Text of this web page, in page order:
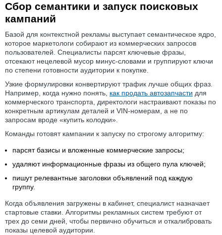
Сбор семантики и запуск поисковых
кампаний
Базой для контекстной рекламы выступает семантическое ядро,
которое маркетологи собирают из коммерческих запросов
пользователей. Специалисты парсят ключевые фразы,
отсекают нецелевой мусор минус-словами и группируют ключи
по степени готовности аудитории к покупке.
Узкие формулировки конвертируют трафик лучше общих фраз.
Например, когда нужно понять, как продать автозапчасти для
коммерческого транспорта, директологи настраивают показы по
конкретным артикулам деталей и VIN-номерам, а не по
запросам вроде «купить колодки».
Команды готовят кампании к запуску по строгому алгоритму:
парсят базисы и вложенные коммерческие запросы;
удаляют информационные фразы из общего пула ключей;
пишут релевантные заголовки объявлений под каждую
группу.
Когда объявления загружены в кабинет, специалист назначает
стартовые ставки. Алгоритмы рекламных систем требуют от
трех до семи дней, чтобы первично обучиться и откалибровать
показы целевой аудитории.